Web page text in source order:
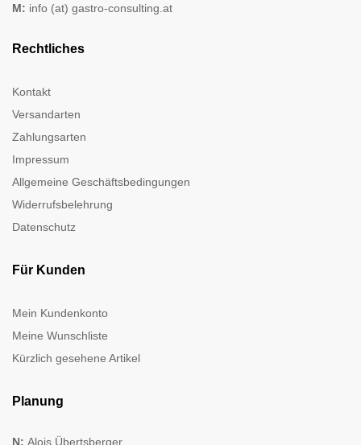
M: info (at) gastro-consulting.at
Rechtliches
Kontakt
Versandarten
Zahlungsarten
Impressum
Allgemeine Geschäftsbedingungen
Widerrufsbelehrung
Datenschutz
Für Kunden
Mein Kundenkonto
Meine Wunschliste
Kürzlich gesehene Artikel
Planung
N: Alois Übertsberger